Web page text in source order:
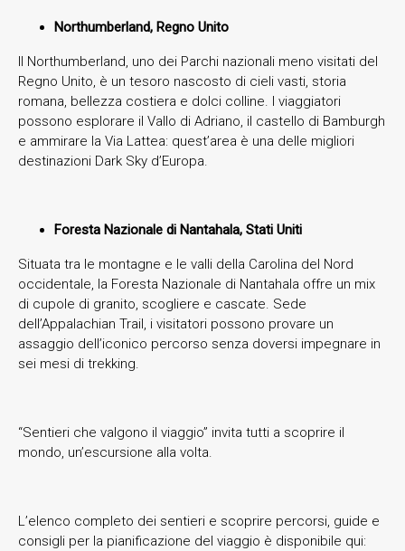
Northumberland, Regno Unito
Il Northumberland, uno dei Parchi nazionali meno visitati del
Regno Unito, è un tesoro nascosto di cieli vasti, storia
romana, bellezza costiera e dolci colline. I viaggiatori
possono esplorare il Vallo di Adriano, il castello di Bamburgh
e ammirare la Via Lattea: quest’area è una delle migliori
destinazioni Dark Sky d’Europa.
Foresta Nazionale di Nantahala, Stati Uniti
Situata tra le montagne e le valli della Carolina del Nord
occidentale, la Foresta Nazionale di Nantahala offre un mix
di cupole di granito, scogliere e cascate. Sede
dell’Appalachian Trail, i visitatori possono provare un
assaggio dell’iconico percorso senza doversi impegnare in
sei mesi di trekking.
“Sentieri che valgono il viaggio” invita tutti a scoprire il
mondo, un’escursione alla volta.
L’elenco completo dei sentieri e scoprire percorsi, guide e
consigli per la pianificazione del viaggio è disponibile qui: